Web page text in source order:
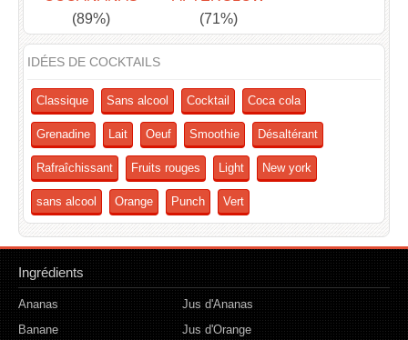
(89%)
(71%)
IDÉES DE COCKTAILS
Classique Sans alcool Cocktail Coca cola
Grenadine Lait Oeuf Smoothie Désaltérant
Rafraîchissant Fruits rouges Light New york
sans alcool Orange Punch Vert
Ingrédients
Ananas
Banane
Jus d'Ananas
Jus d'Orange